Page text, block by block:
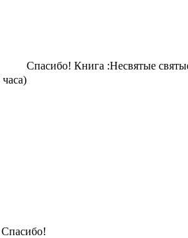
Спасибо! Книга :Несвятые
Спасибо!